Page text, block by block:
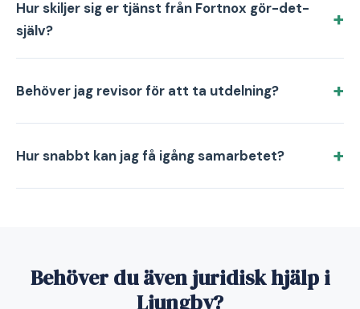
Hur skiljer sig er tjänst från Fortnox gör-det-
själv?
Behöver jag revisor för att ta utdelning?
Hur snabbt kan jag få igång samarbetet?
Behöver du även juridisk hjälp i
Ljungby?